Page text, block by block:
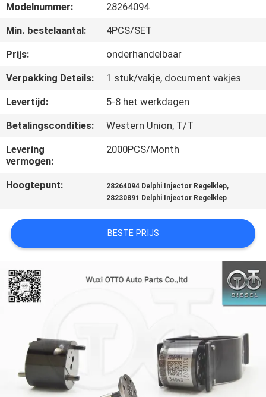
NEEM
CONTACT
MET
ONS
OP
NIEUWS
GEVALLEN
PRIVACY
POLICY
Modelnummer:
28264094
Min. bestelaantal:
4PCS/SET
Prijs:
onderhandelbaar
Verpakking Details:
1 stuk/vakje, document vakjes
Levertijd:
5-8 het werkdagen
Betalingscondities:
Western Union, T/T
Levering
vermogen:
2000PCS/Month
Hoogtepunt: 28264094 Delphi Injector Regelklep,
28230891 Delphi Injector Regelklep
BESTE PRIJS